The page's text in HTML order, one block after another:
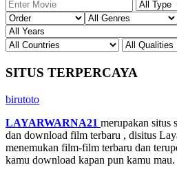
SITUS TERPERCAYA
birutoto
LAYARWARNA21 merupakan situs
dan download film terbaru , disitus
menemukan film-film terbaru dan
kamu download kapan pun kamu mau.